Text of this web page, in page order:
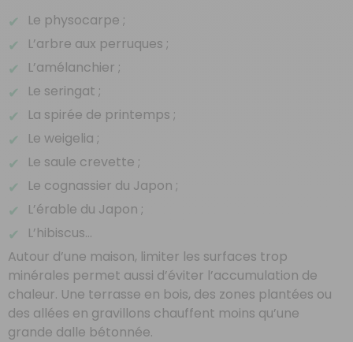
Le physocarpe ;
L’arbre aux perruques ;
L’amélanchier ;
Le seringat ;
La spirée de printemps ;
Le weigelia ;
Le saule crevette ;
Le cognassier du Japon ;
L’érable du Japon ;
L’hibiscus…
Autour d’une maison, limiter les surfaces trop
minérales permet aussi d’éviter l’accumulation de
chaleur. Une terrasse en bois, des zones plantées ou
des allées en gravillons chauffent moins qu’une
grande dalle bétonnée.